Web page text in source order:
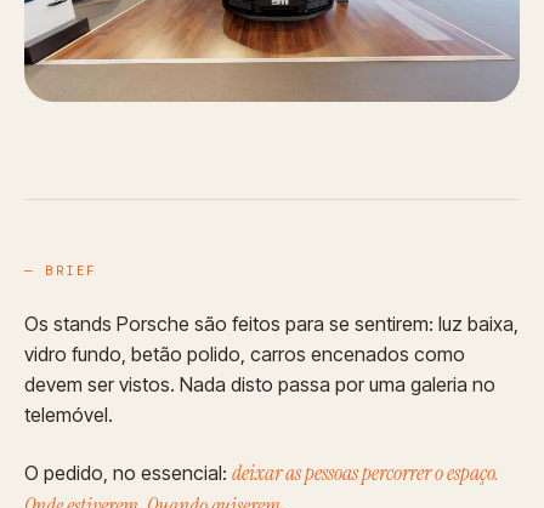
— BRIEF
Os stands Porsche são feitos para se sentirem: luz baixa,
vidro fundo, betão polido, carros encenados como
devem ser vistos. Nada disto passa por uma galeria no
telemóvel.
O pedido, no essencial: deixar as pessoas percorrer o espaço.